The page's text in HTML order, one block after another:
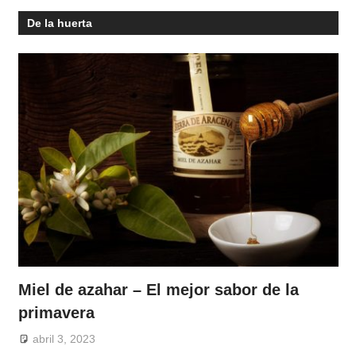
De la huerta
Miel de azahar – El mejor sabor de la
primavera
abril 3, 2023